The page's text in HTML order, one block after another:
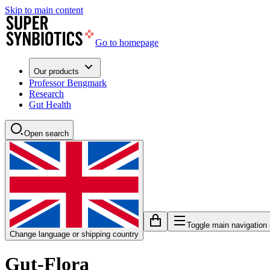
Skip to main content
Go to homepage
Our products
Professor Bengmark
Research
Gut Health
Open search
Change language or shipping country
Toggle main navigation
Gut-Flora